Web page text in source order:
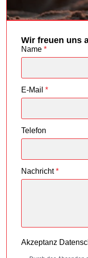
Wir freuen uns
Name *
E-Mail *
Telefon
Nachricht *
Akzeptanz